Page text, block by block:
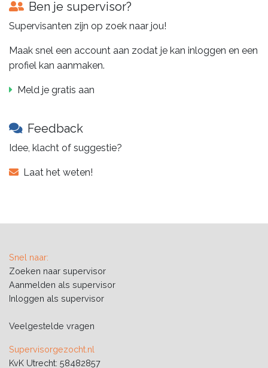
Ben je supervisor?
Supervisanten zijn op zoek naar jou!
Maak snel een account aan zodat je kan inloggen en een
profiel kan aanmaken.
Meld je gratis aan
Feedback
Idee, klacht of suggestie?
Laat het weten!
Snel naar:
Zoeken naar supervisor
Aanmelden als supervisor
Inloggen als supervisor
Veelgestelde vragen
Supervisorgezocht.nl
KvK Utrecht: 58482857